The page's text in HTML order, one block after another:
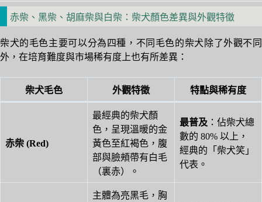
赤柴、黑柴、胡麻柴與白柴：柴犬顏色差異與外觀特徵
柴犬的毛色主要可以分為四種，不同毛色的柴犬除了外觀不同
外，在培育難度與市場稀有度上也有所差異：
柴犬毛色 外觀特徵 特點與稀有度
赤柴 (Red)
最經典的柴犬顏
色，呈現溫暖的金
黃色至紅褐色，腹
部與臉頰帶有白毛
（裏赤）。
最普及 ：佔柴犬總
數的 80% 以上，
經典的「柴犬笑」
代表。
主體為亮黑毛，胸